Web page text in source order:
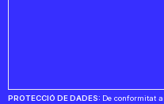
PROTECCIÓ DE DADES: De conformitat